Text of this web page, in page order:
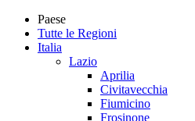
Paese
Tutte le Regioni
Italia
Lazio
Aprilia
Civitavecchia
Fiumicino
Frosinone